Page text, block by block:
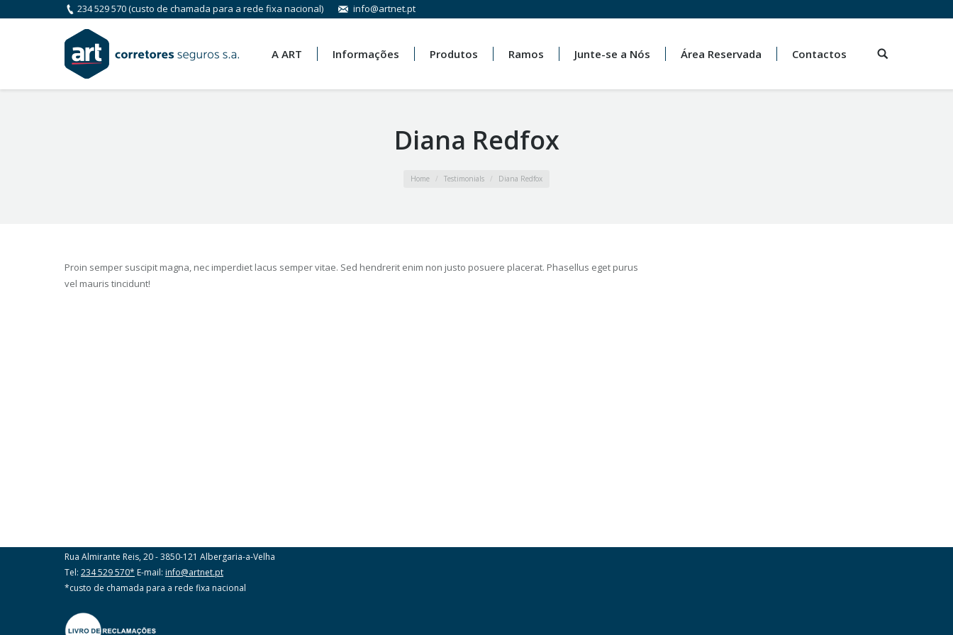
234 529 570(custo de chamada para a rede fixa nacional) info@artnet.pt
A ART Informações Produtos Ramos Junte-se a Nós Área Reservada Contactos
Diana Redfox
Home Testimonials Diana Redfox
Proin semper suscipit magna, nec imperdiet lacus semper vitae. Sed hendrerit enim non justo posuere placerat. Phasellus eget purus
vel mauris tincidunt!
Rua Almirante Reis, 20 - 3850-121 Albergaria-a-Velha
Tel: 234 529 570* E-mail: info@artnet.pt
*custo de chamada para a rede fixa nacional